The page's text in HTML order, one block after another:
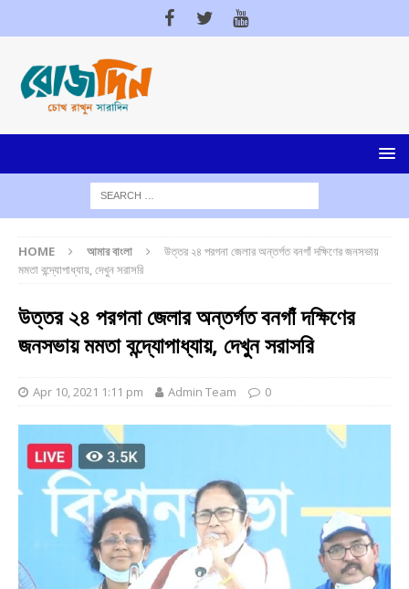
HOME আমার বাংলা
উত্তর ২৪ পরগনা জেলার অন্তর্গত বনগাঁ দক্ষিণের জনসভায়
মমতা বন্দ্যোপাধ্যায়, দেখুন সরাসরি
উত্তর ২৪ পরগনা জেলার অন্তর্গত বনগাঁ দক্ষিণের
জনসভায় মমতা বন্দ্যোপাধ্যায়, দেখুন সরাসরি
Apr 10, 2021 1:11 pm Admin Team 0